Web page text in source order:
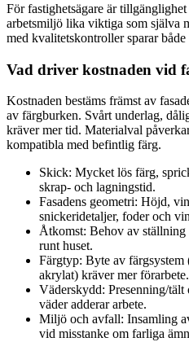
För fastighetsägare är
arbetsmiljö lika viktiga som själva
med kvalitetskontroller sparar
Vad driver kostnaden vid
Kostnaden bestäms främst av
av färgburken. Svårt underlag,
kräver mer tid. Materialval
kompatibla med befintlig färg.
Skick: Mycket lös färg,
skrap- och lagningstid.
Fasadens geometri: Höjd,
snickeridetaljer, foder och
Åtkomst: Behov av
runt huset.
Färgtyp: Byte av
akrylat) kräver mer förarbete.
Väderskydd: Presenning/
väder adderar arbete.
Miljö och avfall: Insamling
vid misstanke om farliga